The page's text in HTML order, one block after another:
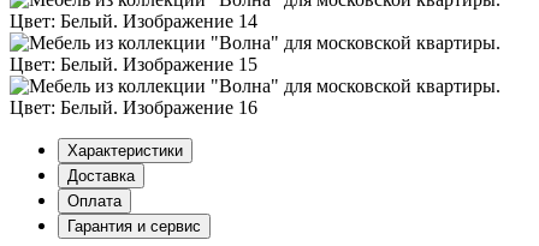
Характеристики
Доставка
Оплата
Гарантия и сервис